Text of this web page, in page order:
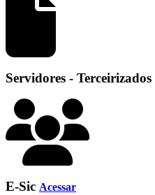
Servidores - Terceirizados
E-Sic Acessar